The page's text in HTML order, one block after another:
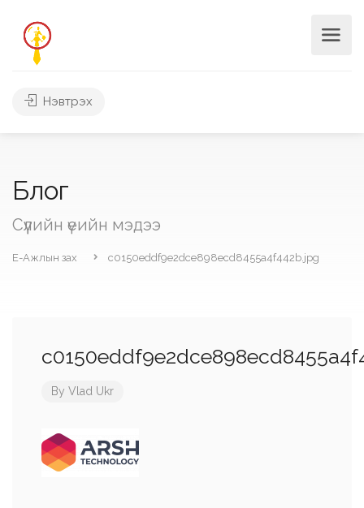
Нэвтрэх
Блог
Сүүлийн үеийн мэдээ
Е-Ажлын зах c0150eddf9e2dce898ecd8455a4f442b.jpg
By Vlad Ukr